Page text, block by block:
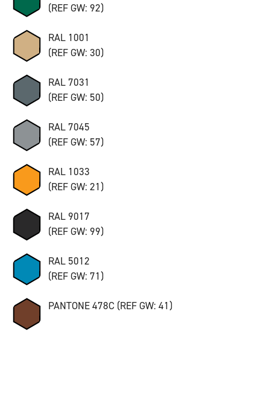
(REF GW: 92)
RAL 1001
(REF GW: 30)
RAL 7031
(REF GW: 50)
RAL 7045
(REF GW: 57)
RAL 1033
(REF GW: 21)
RAL 9017
(REF GW: 99)
RAL 5012
(REF GW: 71)
PANTONE 478C (REF GW: 41)